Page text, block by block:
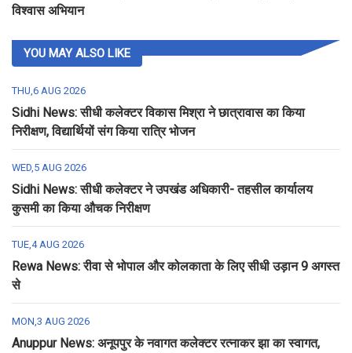
विश्वास अभियान
YOU MAY ALSO LIKE
THU,6 AUG 2026
Sidhi News: सीधी कलेक्टर विकास मिश्रा ने छात्रावास का किया
निरीक्षण, विद्यार्थियों संग किया रात्रि भोजन
WED,5 AUG 2026
Sidhi News: सीधी कलेक्टर ने उपखंड अधिकारी- तहसील कार्यालय
कुसमी का किया औचक निरीक्षण
TUE,4 AUG 2026
Rewa News: रीवा से भोपाल और कोलकाता के लिए सीधी उड़ान 9 अगस्त
से
MON,3 AUG 2026
Anuppur News: अनूपपुर के नवागत कलेक्टर रत्नाकर झा का स्वागत,